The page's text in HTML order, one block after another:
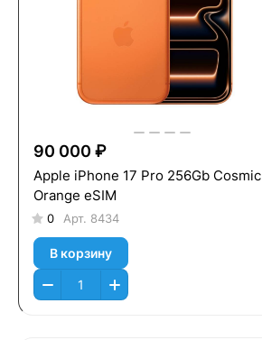
90 000 ₽
Apple iPhone 17 Pro 256Gb Cosmic
Orange eSIM
0 Арт. 8434
В корзину